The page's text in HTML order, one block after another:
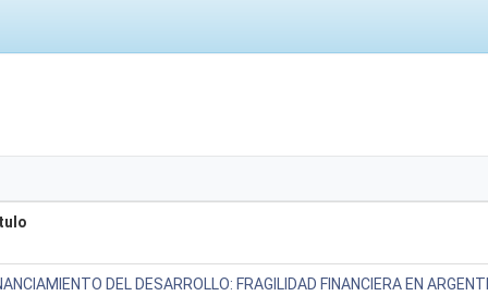
DEL DESARROLLO: FRAGILIDAD FINANCIERA EN